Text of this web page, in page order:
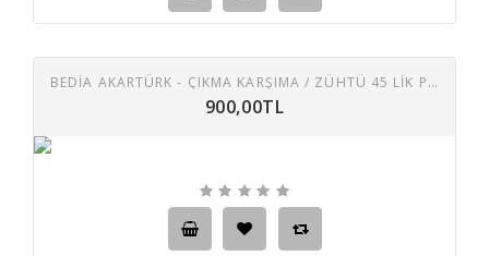
BEDİA AKARTÜRK - ÇIKMA KARŞIMA / ZÜHTÜ 45 LIK PLAK
900,00TL